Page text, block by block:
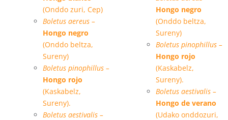
(Onddo zuri, Cep)
Boletus aereus –
Hongo negro
(Onddo beltza,
Sureny)
Boletus pinophillus –
Hongo rojo
(Kaskabelz,
Sureny).
Boletus aestivalis –
Hongo negro
(Onddo beltza,
Sureny)
Boletus pinophillus –
Hongo rojo
(Kaskabelz,
Sureny).
Boletus aestivalis –
Hongo de verano
(Udako onddozuri,